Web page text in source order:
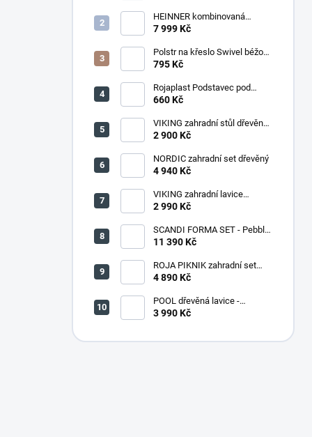
HEINNER kombinovaná
chladnička HF-
7 999 Kč
Polstr na křeslo Swivel béžový
melír
795 Kč
Rojaplast Podstavec pod
slunečník 22kg
660 Kč
VIKING zahradní stůl dřevěný
PŘÍRODNÍ - 150 cm
2 900 Kč
NORDIC zahradní set dřevěný
4 940 Kč
VIKING zahradní lavice
dřevěná PŘÍRODNÍ - 180 cm
2 990 Kč
SCANDI FORMA SET - Pebble
grey/Soft biege
11 390 Kč
ROJA PIKNIK zahradní set
dřevěný - 160 cm - lakovaný
4 890 Kč
POOL dřevěná lavice -
PŘÍRODNÍ
3 990 Kč